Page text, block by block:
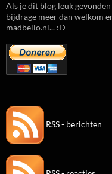
Als je dit blog leuk
bijdrage meer dan welkom
madbello.nl... :D
RSS - berichten